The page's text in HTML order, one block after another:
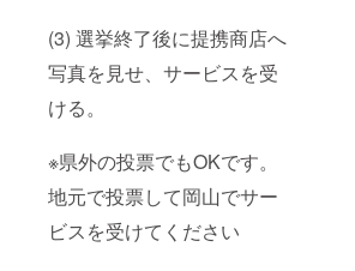
(3) 選挙終了後に提携商店へ
写真を見せ、サービスを受
ける。
※県外の投票でもOKです。
地元で投票して岡山でサー
ビスを受けてください